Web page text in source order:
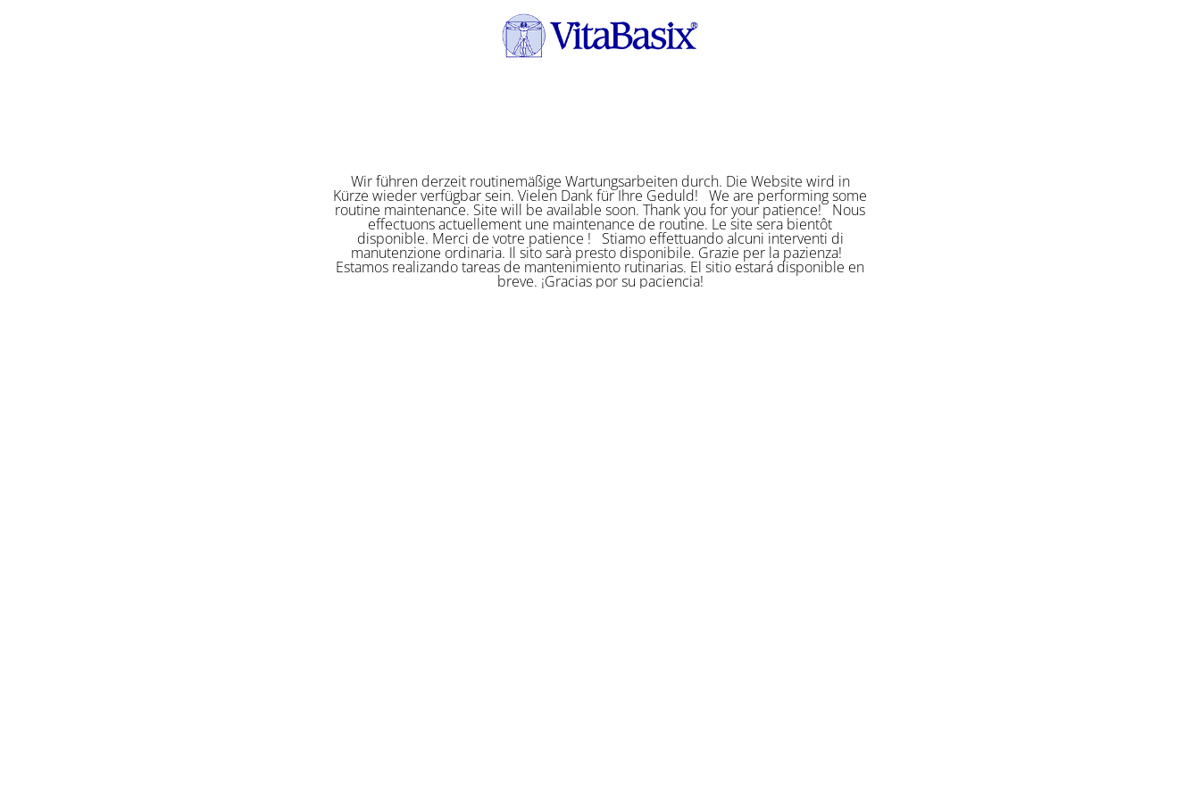
Wir führen derzeit routinemäßige Wartungsarbeiten durch. Die Website wird in
Kürze wieder verfügbar sein. Vielen Dank für Ihre Geduld! We are performing some
routine maintenance. Site will be available soon. Thank you for your patience! Nous
effectuons actuellement une maintenance de routine. Le site sera bientôt
disponible. Merci de votre patience ! Stiamo effettuando alcuni interventi di
manutenzione ordinaria. Il sito sarà presto disponibile. Grazie per la pazienza!
Estamos realizando tareas de mantenimiento rutinarias. El sitio estará disponible en
breve. ¡Gracias por su paciencia!